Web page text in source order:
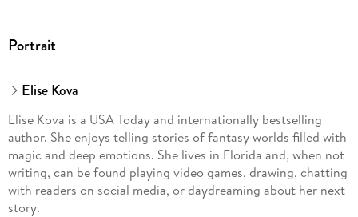
Portrait
Elise Kova
Elise Kova is a USA Today and internationally bestselling
author. She enjoys telling stories of fantasy worlds filled with
magic and deep emotions. She lives in Florida and, when not
writing, can be found playing video games, drawing, chatting
with readers on social media, or daydreaming about her next
story.